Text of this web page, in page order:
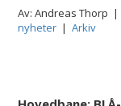
Av: Andreas Thorp
nyheter |Arkiv